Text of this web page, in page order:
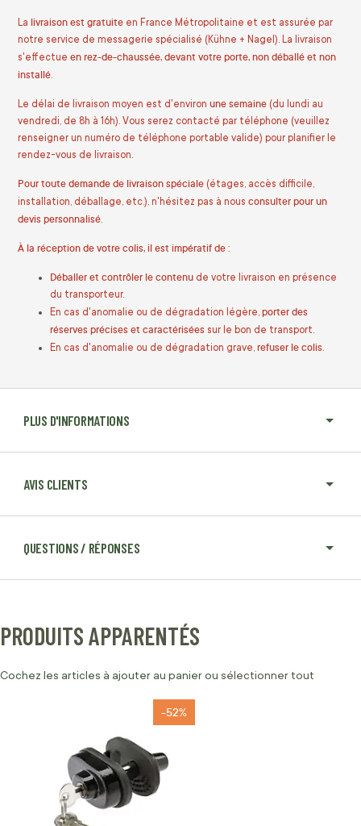
PLUS D'INFORMATIONS
AVIS CLIENTS
QUESTIONS / RÉPONSES
La livraison est gratuite en France Métropolitaine et est assurée par
notre service de messagerie spécialisé (Kühne + Nagel). La livraison
s'effectue en rez-de-chaussée, devant votre porte, non déballé et non
installé.
Le délai de livraison moyen est d'environ une semaine (du lundi au
vendredi, de 8h à 16h). Vous serez contacté par téléphone (veuillez
renseigner un numéro de téléphone portable valide) pour planifier le
rendez-vous de livraison.
Pour toute demande de livraison spéciale (étages, accès difficile,
installation, déballage, etc.), n'hésitez pas à nous consulter pour un
devis personnalisé.
À la réception de votre colis, il est impératif de :
Déballer et contrôler le contenu de votre livraison en présence
du transporteur.
En cas d'anomalie ou de dégradation légère, porter des
réserves précises et caractérisées sur le bon de transport.
En cas d'anomalie ou de dégradation grave, refuser le colis.
PRODUITS APPARENTÉS
Cochez les articles à ajouter au panier ou sélectionner tout
-52%